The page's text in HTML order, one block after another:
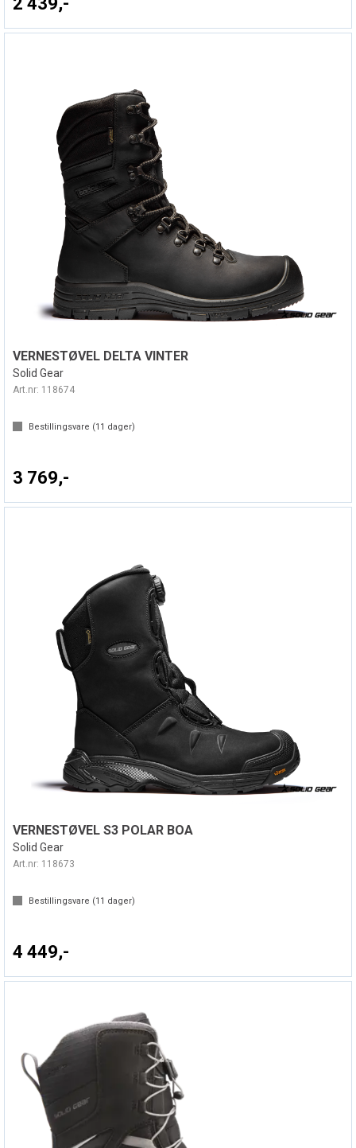
VERNESTØVEL DELTA VINTER
Solid Gear
Art.nr: 118674
Bestillingsvare (11 dager)
3 769,-
VERNESTØVEL S3 POLAR BOA
Solid Gear
Art.nr: 118673
Bestillingsvare (11 dager)
4 449,-